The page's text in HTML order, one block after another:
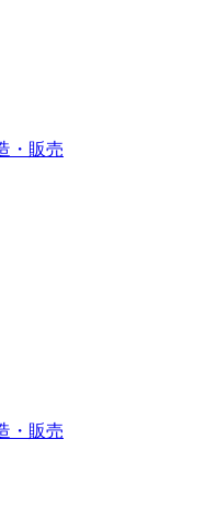
・販売
・販売